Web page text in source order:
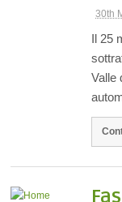
30th
Il 25
Valle